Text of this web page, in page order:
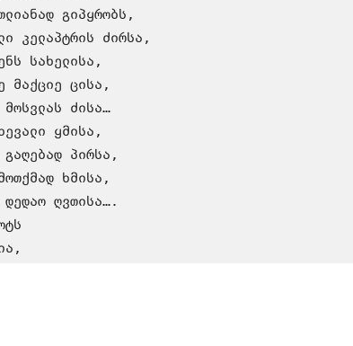
გიპყრობს,
კელაპტრის ძირსა,
სახელისა,
მაქციე ცისა,
ძისა…
ყმისა,
პირსა,
ხმისა,
ღვთისა….